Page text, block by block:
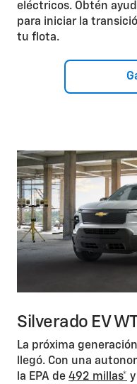
eléctricos. Obtén
para iniciar la
tu flota.
Silverado EV
La próxima
llegó. Con una
la EPA de 492 millas*